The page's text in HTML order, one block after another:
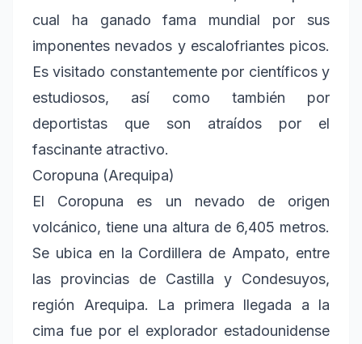
cual ha ganado fama mundial por sus
imponentes nevados y escalofriantes picos.
Es visitado constantemente por científicos y
estudiosos, así como también por
deportistas que son atraídos por el
fascinante atractivo.
Coropuna (Arequipa)
El Coropuna es un nevado de origen
volcánico, tiene una altura de 6,405 metros.
Se ubica en la Cordillera de Ampato, entre
las provincias de Castilla y Condesuyos,
región Arequipa. La primera llegada a la
cima fue por el explorador estadounidense